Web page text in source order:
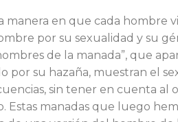
manera en que cada hombre
por su sexualidad y su
de la manada”, que
por su hazaña, muestran el
sin tener en cuenta al
Estas manadas que luego